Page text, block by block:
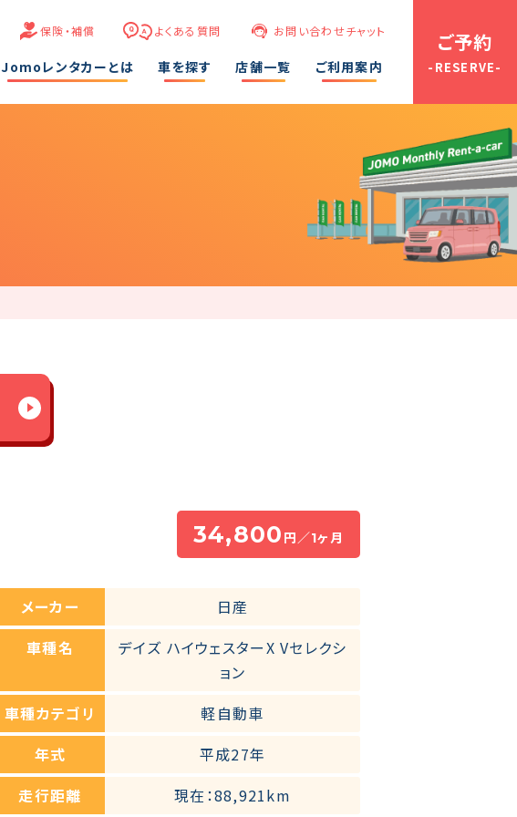
保険・補償 よくある質問 お問い合わせチャット
Jomoレンタカーとは 車を探す 店舗一覧 ご利用案内
ご予約
-RESERVE-
34,800 円／1ヶ月
メーカー
日産
車種名
デイズ ハイウェスターX Vセレクシ
ョン
車種カテゴリ
軽自動車
年式
平成27年
走行距離
現在：88,921km